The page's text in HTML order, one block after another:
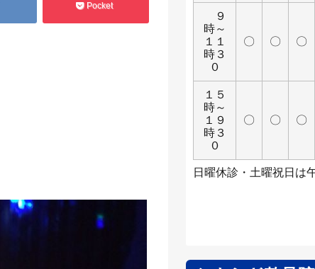
Pocket
９
時～
１１
時３
０
〇 〇 〇
１５
時～
１９
時３
０
〇 〇 〇
日曜休診・土曜祝日は